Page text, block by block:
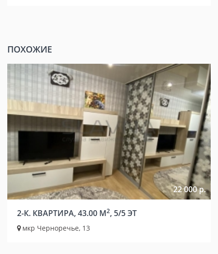
ПОХОЖИЕ
22 000 р.
2-К. КВАРТИРА, 43.00 М2, 5/5 ЭТ
мкр Черноречье, 13